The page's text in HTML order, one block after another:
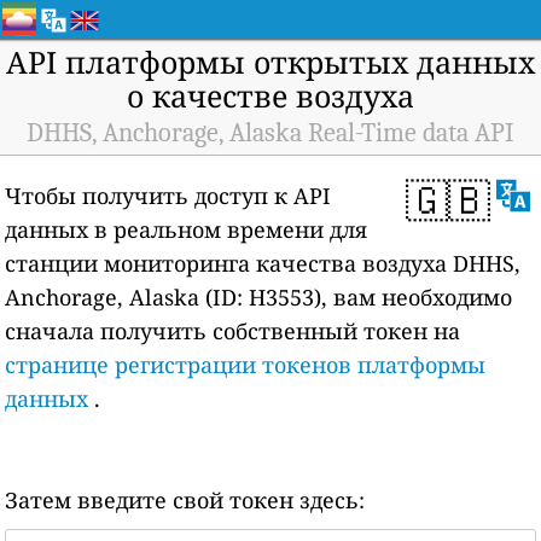
API платформы открытых данных
о качестве воздуха
DHHS, Anchorage, Alaska Real-Time data API
🇬🇧
Чтобы получить доступ к API
данных в реальном времени для
станции мониторинга качества воздуха DHHS,
Anchorage, Alaska (ID: H3553), вам необходимо
сначала получить собственный токен на
странице регистрации токенов платформы
данных.
Затем введите свой токен здесь: